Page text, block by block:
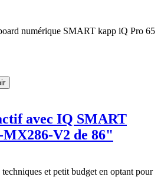
numérique SMART kapp iQ Pro 65
avec IQ SMART
V2 de 86"
et petit budget en optant pour